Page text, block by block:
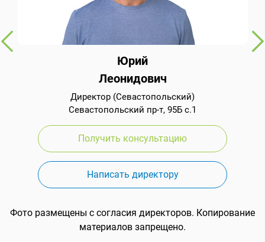
Юрий
Леонидович
Директор (Севастопольский)
Севастопольский пр-т, 95Б с.1
Получить консультацию
Написать директору
Фото размещены с согласия директоров. Копирование
материалов запрещено.